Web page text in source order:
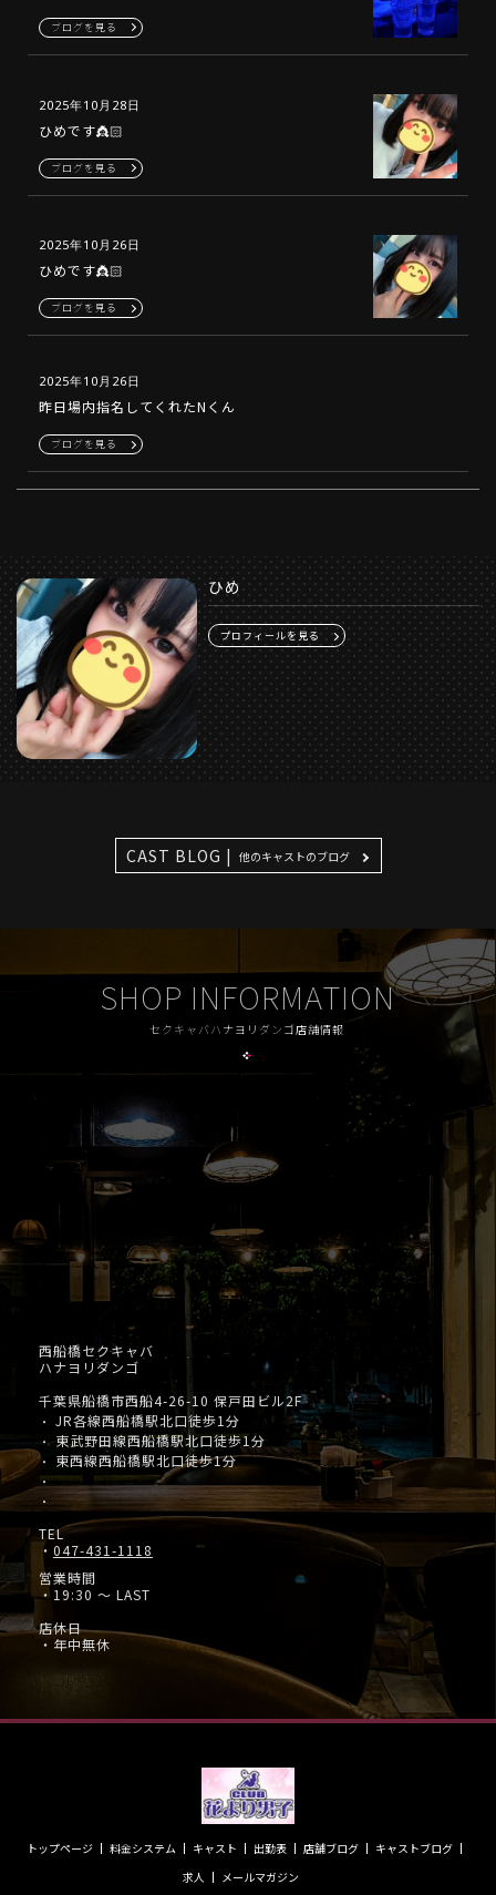
ブログを見る
2025年10月28日
ひめです👸🏻
ブログを見る
2025年10月26日
ひめです👸🏻
ブログを見る
2025年10月26日
昨日場内指名してくれたNくん
ブログを見る
ひめ
プロフィールを見る
CAST BLOG | 他のキャストのブログ
SHOP INFORMATION
セクキャバハナヨリダンゴ店舗情報
西船橋セクキャバ
ハナヨリダンゴ
千葉県船橋市西船4-26-10 保戸田ビル2F
・ JR各線西船橋駅北口徒歩1分
・東武野田線西船橋駅北口徒歩1分
・ 東西線西船橋駅北口徒歩1分
・
・
TEL
・ 047-431-1118
営業時間
・19:30 ～ LAST
店休日
・年中無休
トップページ 料金システム キャスト 出勤表 店舗ブログ
キャストブログ
求人
メールマガジン